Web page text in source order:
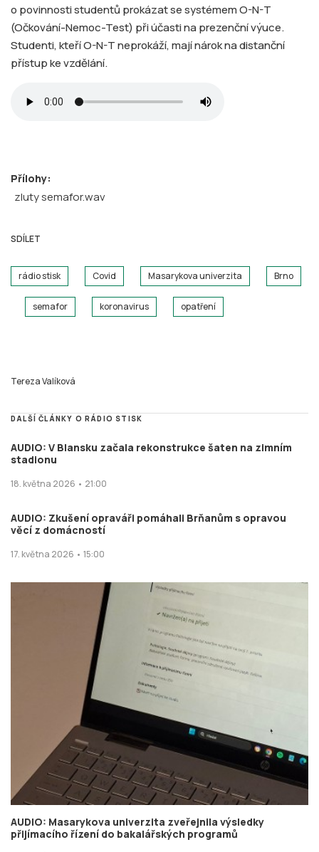
o povinnosti studentů prokázat se systémem O-N-T
(Očkování-Nemoc-Test) při účasti na prezenční výuce.
Studenti, kteří O-N-T neprokáží, mají nárok na distanční
přístup ke vzdělání.
Přílohy:
zluty semafor.wav
SDÍLET
rádio stisk Covid Masarykova univerzita Brno
semafor koronavirus opatření
Tereza Valíková
DALŠÍ ČLÁNKY O RÁDIO STISK
AUDIO: V Blansku začala rekonstrukce šaten na zimním
stadionu
18. května 2026 • 21:00
AUDIO: Zkušení opraváři pomáhali Brňanům s opravou
věcí z domácností
17. května 2026 • 15:00
AUDIO: Masarykova univerzita zveřejnila výsledky
přijímacího řízení do bakalářských programů